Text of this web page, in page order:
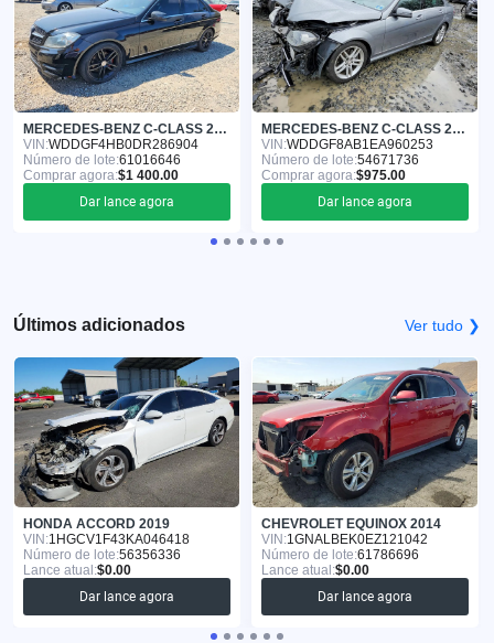
MERCEDES-BENZ C-CLASS 2013
VIN:WDDGF4HB0DR286904
Número de lote:61016646
Comprar agora:$1 400.00
Dar lance agora
MERCEDES-BENZ C-CLASS 2014
VIN:WDDGF8AB1EA960253
Número de lote:54671736
Comprar agora:$975.00
Dar lance agora
Últimos adicionados Ver tudo ❯
HONDA ACCORD 2019
VIN:1HGCV1F43KA046418
Número de lote:56356336
Lance atual:$0.00
Dar lance agora
CHEVROLET EQUINOX 2014
VIN:1GNALBEK0EZ121042
Número de lote:61786696
Lance atual:$0.00
Dar lance agora